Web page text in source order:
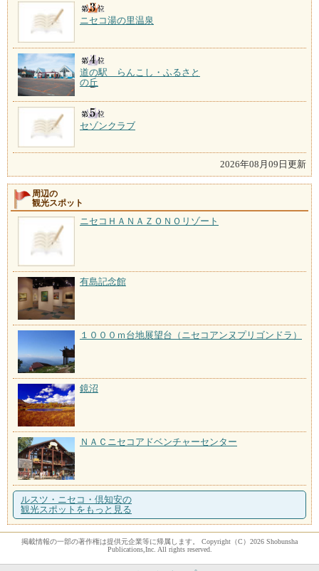
ニセコ湯の里温泉
道の駅 らんこし・ふるさと
の丘
セゾンクラブ
2026年08月09日更新
周辺の
観光スポット
ニセコＨＡＮＡＺＯＮＯリゾート
有島記念館
１０００ｍ台地展望台（ニセコアンヌプリゴンドラ）
鏡沼
ＮＡＣニセコアドベンチャーセンター
ルスツ・ニセコ・倶知安の
観光スポットをもっと見る
掲載情報の一部の著作権は提供元企業等に帰属します。 Copyright（C）2026 Shobunsha
Publications,Inc. All rights reserved.